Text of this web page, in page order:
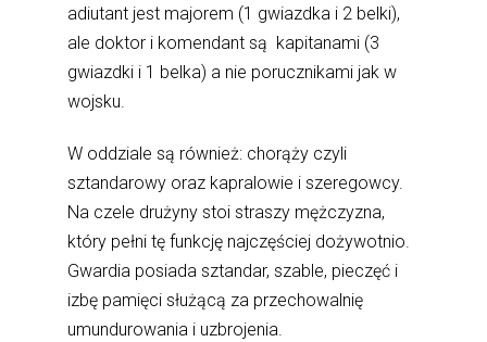
adiutant jest majorem (1 gwiazdka i 2 belki),
ale doktor i komendant są kapitanami (3
gwiazdki i 1 belka) a nie porucznikami jak w
wojsku.
W oddziale są również: chorąży czyli
sztandarowy oraz kapralowie i szeregowcy.
Na czele drużyny stoi straszy mężczyzna,
który pełni tę funkcję najczęściej dożywotnio.
Gwardia posiada sztandar, szable, pieczęć i
izbę pamięci służącą za przechowalnię
umundurowania i uzbrojenia.